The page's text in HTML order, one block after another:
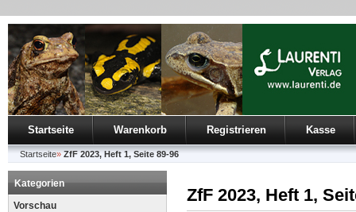
Startseite Warenkorb Registrieren Kasse
Startseite» ZfF 2023, Heft 1, Seite 89-96
Kategorien
Vorschau
ZfF 2023, Heft 1,